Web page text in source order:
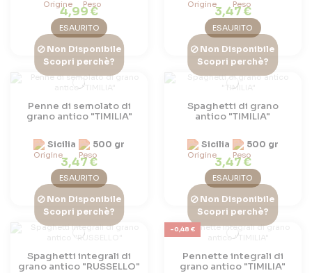
4,99 €
ESAURITO
3,47 €
ESAURITO
Non Disponibile
Scopri perchè?
Penne di semolato di
grano antico "TIMILIA"
Sicilia 500 gr
3,47 €
ESAURITO
Non Disponibile
Scopri perchè?
Spaghetti di grano
antico "TIMILIA"
Sicilia 500 gr
3,47 €
ESAURITO
Non Disponibile
Scopri perchè?
Spaghetti integrali di
grano antico "RUSSELLO"
-0,48 €
Non Disponibile
Scopri perchè?
Pennette integrali di
grano antico "TIMILIA"